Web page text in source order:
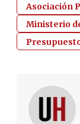
Asociación
Ministerio